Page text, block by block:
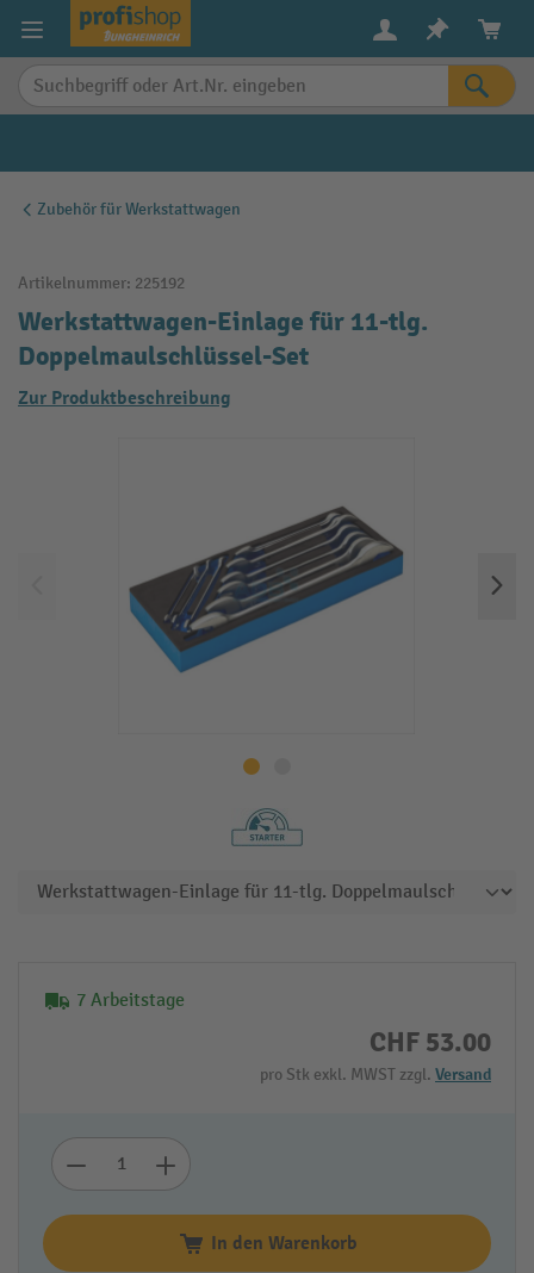
springen
Zubehör für Werkstattwagen
Artikelnummer: 225192
Werkstattwagen-Einlage für 11-tlg.
Doppelmaulschlüssel-Set
Zur Produktbeschreibung
7 Arbeitstage
CHF 53.00
pro Stk exkl. MWST zzgl. Versand
In den Warenkorb